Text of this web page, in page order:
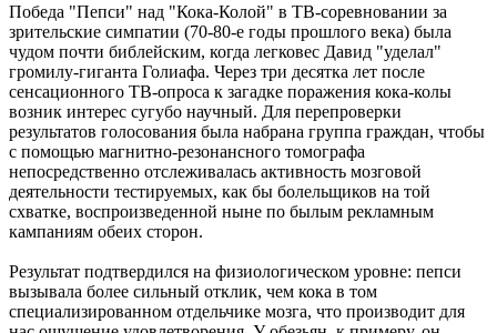
Победа "Пепси" над "Кока-Колой" в ТВ-соревновании за
зрительские симпатии (70-80-е годы прошлого века) была
чудом почти библейским, когда легковес Давид "уделал"
громилу-гиганта Голиафа. Через три десятка лет после
сенсационного ТВ-опроса к загадке поражения кока-колы
возник интерес сугубо научный. Для перепроверки
результатов голосования была набрана группа граждан, чтобы
с помощью магнитно-резонансного томографа
непосредственно отслеживалась активность мозговой
деятельности тестируемых, как бы болельщиков на той
схватке, воспроизведенной ныне по былым рекламным
кампаниям обеих сторон.
Результат подтвердился на физиологическом уровне: пепси
вызывала более сильный отклик, чем кока в том
специализированном отдельчике мозга, что производит для